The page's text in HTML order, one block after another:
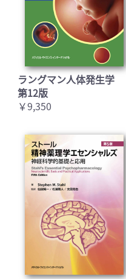
お買い物を続ける
ラングマン人体発生学
第12版
￥9,350